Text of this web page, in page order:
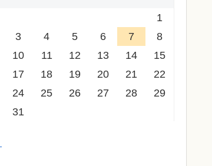
1
3 4 5 6 7
8
10 11 12 13 14
15
17 18 19 20 21
22
24 25 26 27 28
29
31